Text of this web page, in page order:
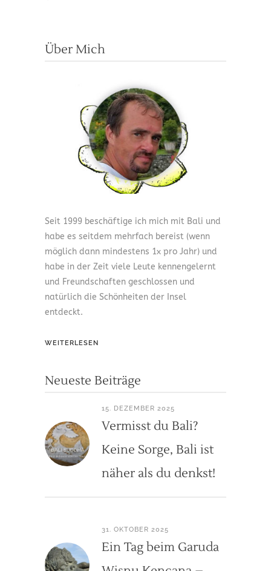
Über Mich
Seit 1999 beschäftige ich mich mit Bali und
habe es seitdem mehrfach bereist (wenn
möglich dann mindestens 1x pro Jahr) und
habe in der Zeit viele Leute kennengelernt
und Freundschaften geschlossen und
natürlich die Schönheiten der Insel
entdeckt.
WEITERLESEN
Neueste Beiträge
15. DEZEMBER 2025
Vermisst du Bali?
Keine Sorge, Bali ist
näher als du denkst!
31. OKTOBER 2025
Ein Tag beim Garuda